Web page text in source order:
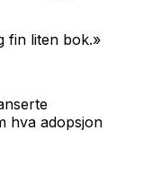
fin liten bok.»
hva adopsjon